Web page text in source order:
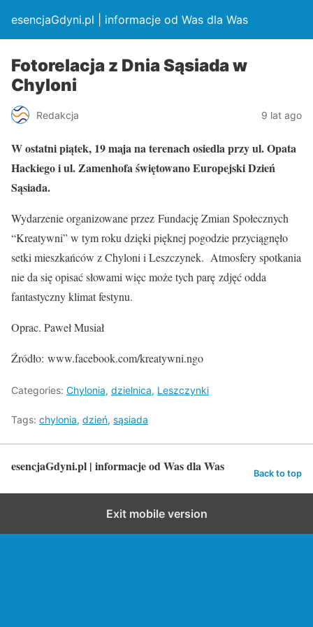
esencjaGdyni.pl | informacje od Was dla Was
Fotorelacja z Dnia Sąsiada w
Chyloni
Redakcja 9 lat ago
W ostatni piątek, 19 maja na terenach osiedla przy ul. Opata
Hackiego i ul. Zamenhofa świętowano Europejski Dzień
Sąsiada.
Wydarzenie organizowane przez Fundację Zmian Społecznych
“Kreatywni” w tym roku dzięki pięknej pogodzie przyciągnęło
setki mieszkańców z Chyloni i Leszczynek. Atmosfery spotkania
nie da się opisać słowami więc może tych parę zdjęć odda
fantastyczny klimat festynu.
Oprac. Paweł Musiał
Źródło: www.facebook.com/kreatywni.ngo
Categories: Chylonia, dzielnica, Leszczynki
Tags: chylonia, dzień, sąsiada
esencjaGdyni.pl | informacje od Was dla Was Back to top
Exit mobile version